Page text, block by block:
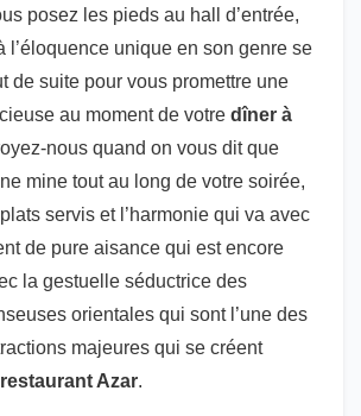
posez les pieds au hall d’entrée,
l’éloquence unique en son genre se
de suite pour vous promettre une
au moment de votre dîner à
nous quand on vous dit que
mine tout au long de votre soirée,
servis et l’harmonie qui va avec
de pure aisance qui est encore
la gestuelle séductrice des
orientales qui sont l’une des
majeures qui se créent
restaurant Azar.